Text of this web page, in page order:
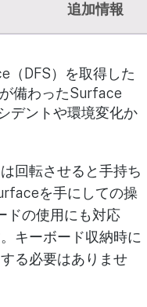
追加情報
DFS）を取得した
備わったSurface
デントや環境変化か
回転させると手持ち
を手にしての操
ドの使用にも対応
キーボード収納時に
る必要はありませ